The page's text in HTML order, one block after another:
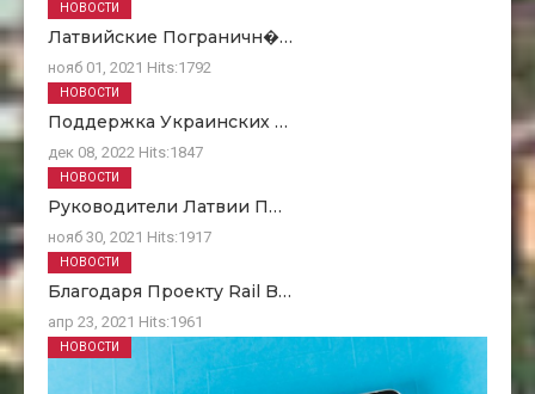
Латвийские Пограничн�…
нояб 01, 2021 Hits:1792
НОВОСТИ
Поддержка Украинских …
дек 08, 2022 Hits:1847
НОВОСТИ
Руководители Латвии П…
нояб 30, 2021 Hits:1917
НОВОСТИ
Благодаря Проекту Rail B…
апр 23, 2021 Hits:1961
НОВОСТИ
НОВОСТИ